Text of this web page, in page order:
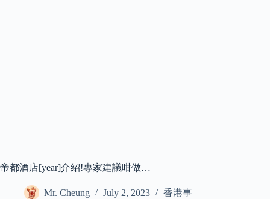
帝都酒店[year]介紹!專家建議咁做…
Mr. Cheung July 2, 2023 香港事